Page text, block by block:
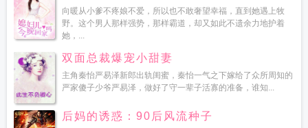
向暖从小爹不疼娘不爱，所以也不敢奢望幸福，直到她遇上牧
野。这个男人那样强势，那样霸道，却又如此不遗余力地护着
她，...
双面总裁爆宠小甜妻
主角秦怡严易泽新郎出轨闺蜜，秦怡一气之下嫁给了众所周知的
严家傻子少爷严易泽，做好了守一辈子活寡的准备，谁知...
后妈的诱惑：90后风流种子